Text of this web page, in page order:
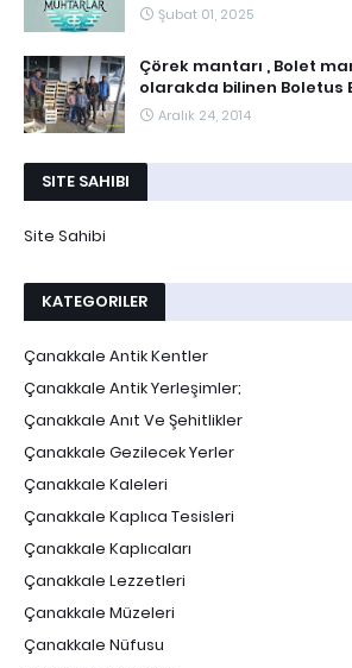
Şubat 01, 2025
Çörek mantarı , Bolet
olarakda bilinen Boletus
Aralık 24, 2014
SITE SAHIBI
Site Sahibi
KATEGORILER
Çanakkale Antik Kentler
Çanakkale Antik Yerleşimler;
Çanakkale Anıt Ve Şehitlikler
Çanakkale Gezilecek Yerler
Çanakkale Kaleleri
Çanakkale Kaplıca Tesisleri
Çanakkale Kaplıcaları
Çanakkale Lezzetleri
Çanakkale Müzeleri
Çanakkale Nüfusu